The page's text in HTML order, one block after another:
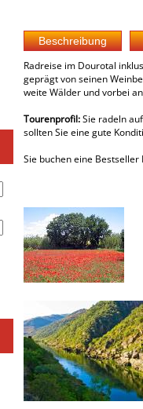
Radreise im Dourotal
geprägt von seinen
weite Wälder und vorbei
Tourenprofil:Sie radeln
sollten Sie eine gute
Sie buchen eine